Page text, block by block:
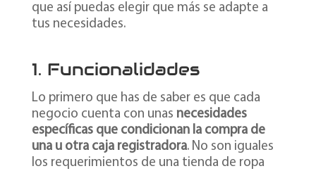
que así puedas elegir que más se adapte a
tus necesidades.
1. Funcionalidades
Lo primero que has de saber es que cada
negocio cuenta con unas necesidades
específicas que condicionan la compra de
una u otra caja registradora. No son iguales
los requerimientos de una tienda de ropa